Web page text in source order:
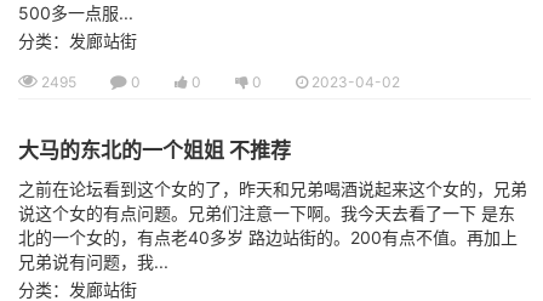
500多一点服...
分类：发廊站街
2495 0 0 0 2023-04-02
大马的东北的一个姐姐 不推荐
之前在论坛看到这个女的了，昨天和兄弟喝酒说起来这个女的，兄弟
说这个女的有点问题。兄弟们注意一下啊。我今天去看了一下 是东
北的一个女的，有点老40多岁 路边站街的。200有点不值。再加上
兄弟说有问题，我...
分类：发廊站街